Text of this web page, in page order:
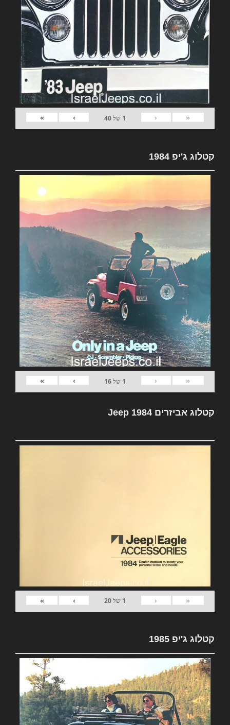
«
‹
1 של40
›
»
קטלוג ג'יפ 1984
«
‹
1 של16
›
»
קטלוג אביזרים Jeep 1984
«
‹
1 של20
›
»
קטלוג ג'יפ 1985